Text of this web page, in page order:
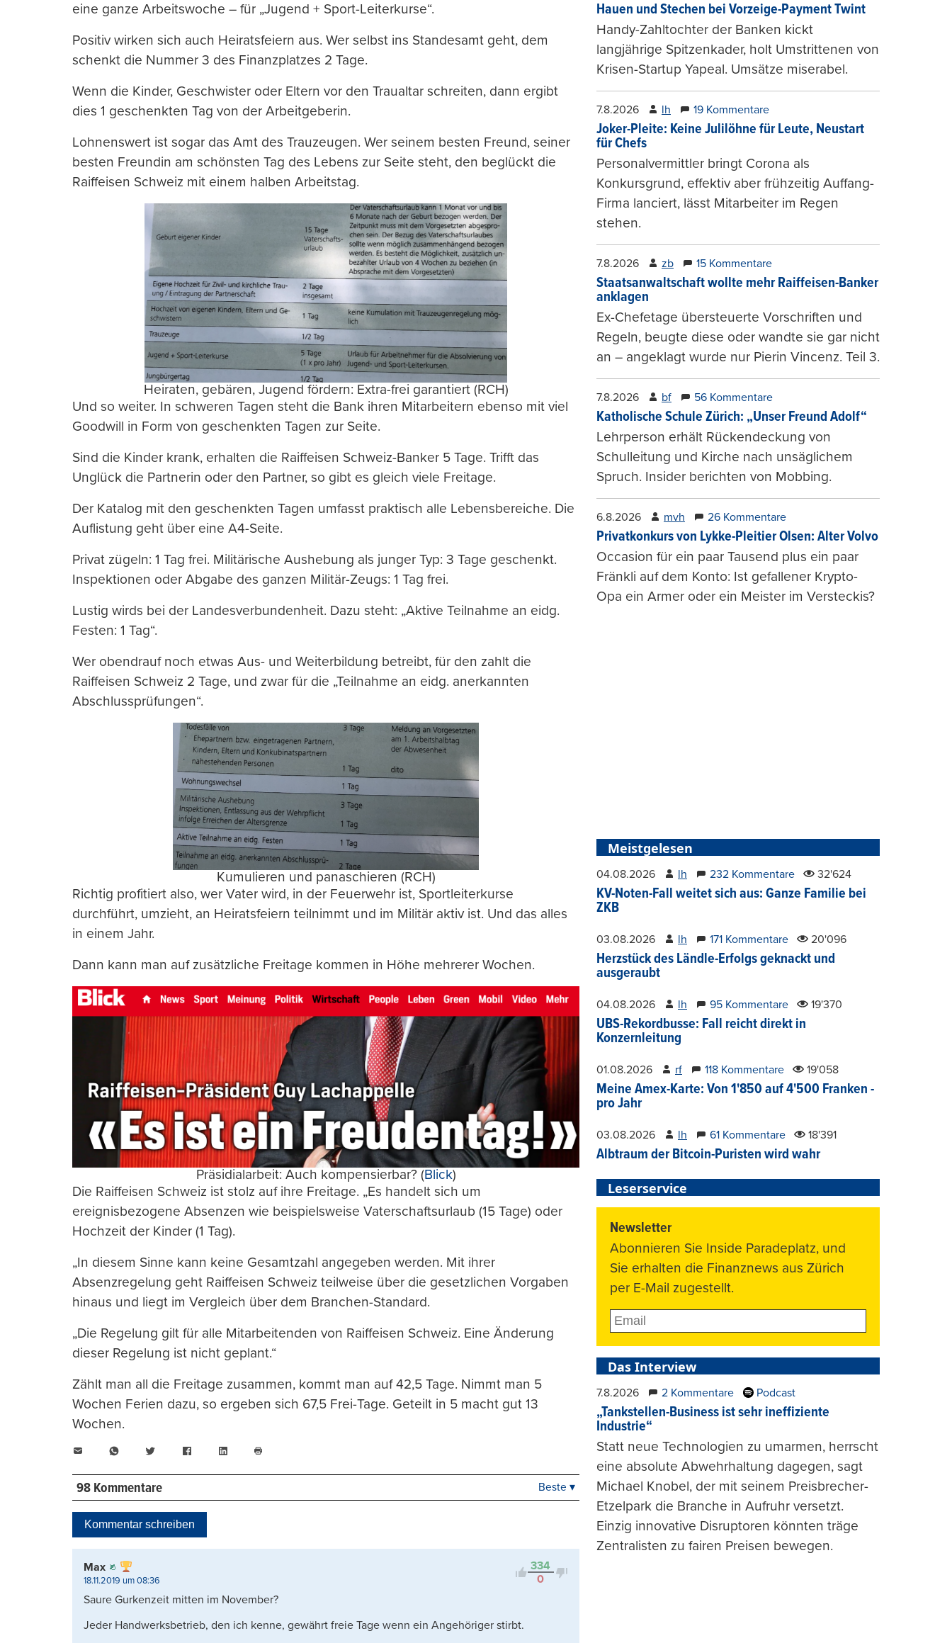
eine ganze Arbeitswoche – für „Jugend + Sport-Leiterkurse“.
Positiv wirken sich auch Heiratsfeiern aus. Wer selbst ins Standesamt geht, dem
schenkt die Nummer 3 des Finanzplatzes 2 Tage.
Wenn die Kinder, Geschwister oder Eltern vor den Traualtar schreiten, dann ergibt
dies 1 geschenkten Tag von der Arbeitgeberin.
Lohnenswert ist sogar das Amt des Trauzeugen. Wer seinem besten Freund, seiner
besten Freundin am schönsten Tag des Lebens zur Seite steht, den beglückt die
Raiffeisen Schweiz mit einem halben Arbeitstag.
Heiraten, gebären, Jugend fördern: Extra-frei garantiert (RCH)
Und so weiter. In schweren Tagen steht die Bank ihren Mitarbeitern ebenso mit viel
Goodwill in Form von geschenkten Tagen zur Seite.
Sind die Kinder krank, erhalten die Raiffeisen Schweiz-Banker 5 Tage. Trifft das
Unglück die Partnerin oder den Partner, so gibt es gleich viele Freitage.
Der Katalog mit den geschenkten Tagen umfasst praktisch alle Lebensbereiche. Die
Auflistung geht über eine A4-Seite.
Privat zügeln: 1 Tag frei. Militärische Aushebung als junger Typ: 3 Tage geschenkt.
Inspektionen oder Abgabe des ganzen Militär-Zeugs: 1 Tag frei.
Lustig wirds bei der Landesverbundenheit. Dazu steht: „Aktive Teilnahme an eidg.
Festen: 1 Tag“.
Wer obendrauf noch etwas Aus- und Weiterbildung betreibt, für den zahlt die
Raiffeisen Schweiz 2 Tage, und zwar für die „Teilnahme an eidg. anerkannten
Abschlussprüfungen“.
Kumulieren und panaschieren (RCH)
Richtig profitiert also, wer Vater wird, in der Feuerwehr ist, Sportleiterkurse
durchführt, umzieht, an Heiratsfeiern teilnimmt und im Militär aktiv ist. Und das alles
in einem Jahr.
Dann kann man auf zusätzliche Freitage kommen in Höhe mehrerer Wochen.
Präsidialarbeit: Auch kompensierbar? (Blick)
Die Raiffeisen Schweiz ist stolz auf ihre Freitage. „Es handelt sich um
ereignisbezogene Absenzen wie beispielsweise Vaterschaftsurlaub (15 Tage) oder
Hochzeit der Kinder (1 Tag).
„In diesem Sinne kann keine Gesamtzahl angegeben werden. Mit ihrer
Absenzregelung geht Raiffeisen Schweiz teilweise über die gesetzlichen Vorgaben
hinaus und liegt im Vergleich über dem Branchen-Standard.
„Die Regelung gilt für alle Mitarbeitenden von Raiffeisen Schweiz. Eine Änderung
dieser Regelung ist nicht geplant.“
Zählt man all die Freitage zusammen, kommt man auf 42,5 Tage. Nimmt man 5
Wochen Ferien dazu, so ergeben sich 67,5 Frei-Tage. Geteilt in 5 macht gut 13
Wochen.
WhatsAppTwitter FacebookLinkedIn
drucken
98 Kommentare
Kontrovers
Beste ▾
Kommentar schreiben
334
0
Max
18.11.2019 um 08:36
Saure Gurkenzeit mitten im November?
Jeder Handwerksbetrieb, den ich kenne, gewährt freie Tage wenn ein Angehöriger stirbt.
Hauen und Stechen bei Vorzeige-Payment Twint
Handy-Zahltochter der Banken kickt
langjährige Spitzenkader, holt Umstrittenen von
Krisen-Startup Yapeal. Umsätze miserabel.
7.8.2026 lh 19 Kommentare
Joker-Pleite: Keine Julilöhne für Leute, Neustart
für Chefs
Personalvermittler bringt Corona als
Konkursgrund, effektiv aber frühzeitig Auffang-
Firma lanciert, lässt Mitarbeiter im Regen
stehen.
7.8.2026 zb 15 Kommentare
Staatsanwaltschaft wollte mehr Raiffeisen-Banker
anklagen
Ex-Chefetage übersteuerte Vorschriften und
Regeln, beugte diese oder wandte sie gar nicht
an – angeklagt wurde nur Pierin Vincenz. Teil 3.
7.8.2026 bf 56 Kommentare
Katholische Schule Zürich: „Unser Freund Adolf“
Lehrperson erhält Rückendeckung von
Schulleitung und Kirche nach unsäglichem
Spruch. Insider berichten von Mobbing.
6.8.2026 mvh 26 Kommentare
Privatkonkurs von Lykke-Pleitier Olsen: Alter Volvo
Occasion für ein paar Tausend plus ein paar
Fränkli auf dem Konto: Ist gefallener Krypto-
Opa ein Armer oder ein Meister im Versteckis?
Meistgelesen
04.08.2026 lh 232 Kommentare 32'624
KV-Noten-Fall weitet sich aus: Ganze Familie bei
ZKB
03.08.2026 lh 171 Kommentare 20'096
Herzstück des Ländle-Erfolgs geknackt und
ausgeraubt
04.08.2026 lh 95 Kommentare 19'370
UBS-Rekordbusse: Fall reicht direkt in
Konzernleitung
01.08.2026 rf 118 Kommentare 19'058
Meine Amex-Karte: Von 1'850 auf 4'500 Franken -
pro Jahr
03.08.2026 lh 61 Kommentare 18'391
Albtraum der Bitcoin-Puristen wird wahr
Leserservice
Newsletter
Abonnieren Sie Inside Paradeplatz, und
Sie erhalten die Finanznews aus Zürich
per E-Mail zugestellt.
Das Interview
7.8.2026 2 Kommentare Podcast
„Tankstellen-Business ist sehr ineffiziente
Industrie“
Statt neue Technologien zu umarmen, herrscht
eine absolute Abwehrhaltung dagegen, sagt
Michael Knobel, der mit seinem Preisbrecher-
Etzelpark die Branche in Aufruhr versetzt.
Einzig innovative Disruptoren könnten träge
Zentralisten zu fairen Preisen bewegen.